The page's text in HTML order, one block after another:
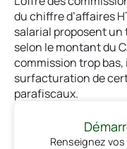
Renseignez
du chiffre d’affaires
salarial proposent un
selon le montant du
commission trop
surfacturation de
parafiscaux.